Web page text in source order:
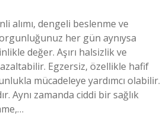
alımı, dengeli beslenme ve
her gün aynıysa
değer. Aşırı halsizlik ve
Egzersiz, özellikle hafif
mücadeleye yardımcı olabilir.
Aynı zamanda ciddi bir sağlık